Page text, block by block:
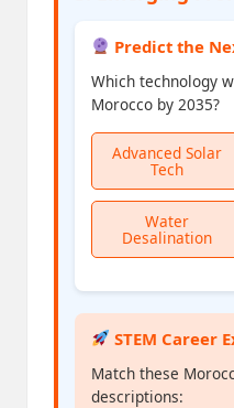
Predict the
Which technology
Morocco by 2035?
Advanced Solar
Tech
Water
Desalination
STEM Career
Match these
descriptions: